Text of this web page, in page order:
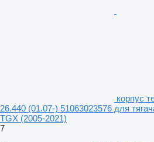
корпус
26.440 (01.07-) 51063023576 для
TGX (2005-2021)
7